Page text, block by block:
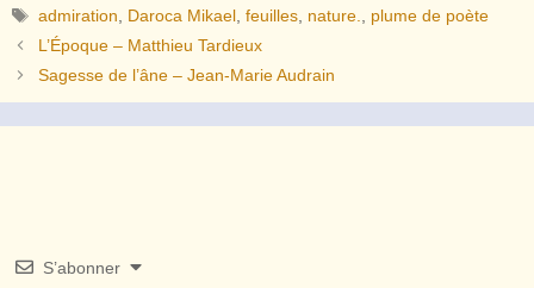
Étiquettes
admiration Daroca Mikael ,feuilles nature.
plume de poète
L’Époque – Matthieu Tardieux
Sagesse de l’âne – Jean-Marie Audrain
S’abonner